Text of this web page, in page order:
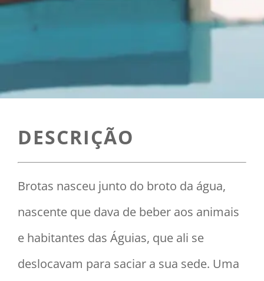
DESCRIÇÃO
Brotas nasceu junto do broto da água,
nascente que dava de beber aos animais
e habitantes das Águias, que ali se
deslocavam para saciar a sua sede. Uma